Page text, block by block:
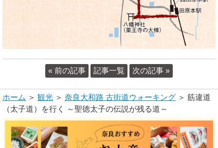
« 前の記事 記事一覧 次の記事 »
ホーム ＞ 観光 ＞ 奈良大和路 古街道ウォーキング ＞ 筋違道
（太子道）を行く ～聖徳太子の伝説が残る道～